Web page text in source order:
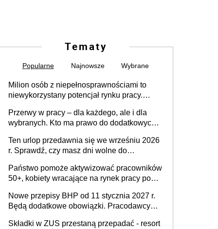
Tematy
Popularne Najnowsze Wybrane
Milion osób z niepełnosprawnościami to
niewykorzystany potencjał rynku pracy.
dofinansowań czy refundacji, ale bariery po
stronie systemu i świadomości
pracodawców [WYWIAD]
Przerwy w pracy – dla każdego, ale i dla
wybranych. Kto ma prawo do dodatkowych
Ten urlop przedawnia się we wrześniu 2026
r. Sprawdź, czy masz dni wolne do
Państwo pomoże aktywizować pracowników
50+, kobiety wracające na rynek pracy po
osoby neuroatypowe. Powstanie Fundusz
na rzecz Inkluzywności w Zatrudnianiu?
Nowe przepisy BHP od 11 stycznia 2027 r.
Będą dodatkowe obowiązki. Pracodawcy
Składki w ZUS przestaną przepadać - resort